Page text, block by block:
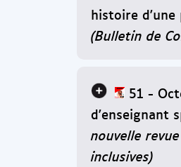
histoire d'une
(Bulletin de
51 -
d'enseignant
nouvelle
inclusives)